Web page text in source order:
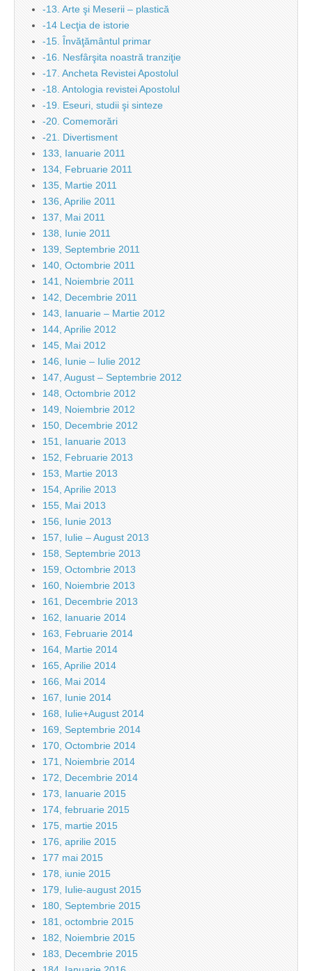
-13. Arte şi Meserii – plastică
-14 Lecţia de istorie
-15. Învăţământul primar
-16. Nesfârşita noastră tranziţie
-17. Ancheta Revistei Apostolul
-18. Antologia revistei Apostolul
-19. Eseuri, studii şi sinteze
-20. Comemorări
-21. Divertisment
133, Ianuarie 2011
134, Februarie 2011
135, Martie 2011
136, Aprilie 2011
137, Mai 2011
138, Iunie 2011
139, Septembrie 2011
140, Octombrie 2011
141, Noiembrie 2011
142, Decembrie 2011
143, Ianuarie – Martie 2012
144, Aprilie 2012
145, Mai 2012
146, Iunie – Iulie 2012
147, August – Septembrie 2012
148, Octombrie 2012
149, Noiembrie 2012
150, Decembrie 2012
151, Ianuarie 2013
152, Februarie 2013
153, Martie 2013
154, Aprilie 2013
155, Mai 2013
156, Iunie 2013
157, Iulie – August 2013
158, Septembrie 2013
159, Octombrie 2013
160, Noiembrie 2013
161, Decembrie 2013
162, Ianuarie 2014
163, Februarie 2014
164, Martie 2014
165, Aprilie 2014
166, Mai 2014
167, Iunie 2014
168, Iulie+August 2014
169, Septembrie 2014
170, Octombrie 2014
171, Noiembrie 2014
172, Decembrie 2014
173, Ianuarie 2015
174, februarie 2015
175, martie 2015
176, aprilie 2015
177 mai 2015
178, iunie 2015
179, Iulie-august 2015
180, Septembrie 2015
181, octombrie 2015
182, Noiembrie 2015
183, Decembrie 2015